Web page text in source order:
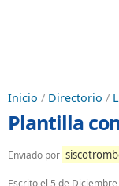
Inicio / Directorio /
Plantilla
Enviado por
Escrito el 5 de